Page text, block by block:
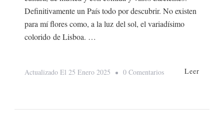
Definitivamente un País todo por descubrir. No existen
para mí flores como, a la luz del sol, el variadísimo
colorido de Lisboa. …
Actualizado El 25 Enero 2025 0 ComentariosEn
Leer